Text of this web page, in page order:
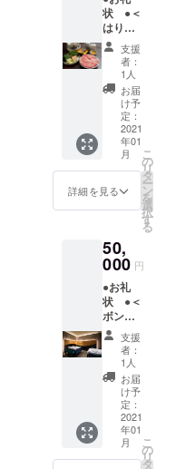
い」３
種類を2
セット
す。期
間は２
月１日
～３月
３１
日）テ
イクア
ウトも
可能で
す。写
真はイ
メージ
●「難波
ねぎ
スー
プ」
「難波
ネギせ
んべ
い」３
種類を2
セット
枚をク
ラウド
ファン
ディン
グ終了
後に郵
送しま
す。お
電話予
約をお
願いし
ます。
期限は
日）
献立：
煮物
椀・お
造り・
炊き合
わせ・
焼き
物・御
飯・香
の物・
お菓
子
●「難波
ねぎご
状 ●＜
はり
重 道
頓堀本
店＞
（大阪
市中央
区道頓
堀１－
９－１
７）特
製すき
焼き
コー
の食事
券（税
込１０
０００
円コー
スの食
事券２
枚をク
ラウド
ファン
ディン
グ終了
後に郵
送しま
す。電
話予約
支援
者：
1人
お届
け予
定：
2021
年01
月
詳細を見る
こ
の
リ
タ
ー
ン
を
選
択
す
る
50,
000 円
●お礼
状 ●＜
ボン
シィク
＞（大
阪府八
尾市久
宝寺６
－６－
６７
ニッ
トービ
ル１
支援
者：
1人
お届
け予
定：
2021
年01
月
こ
の
リ
タ